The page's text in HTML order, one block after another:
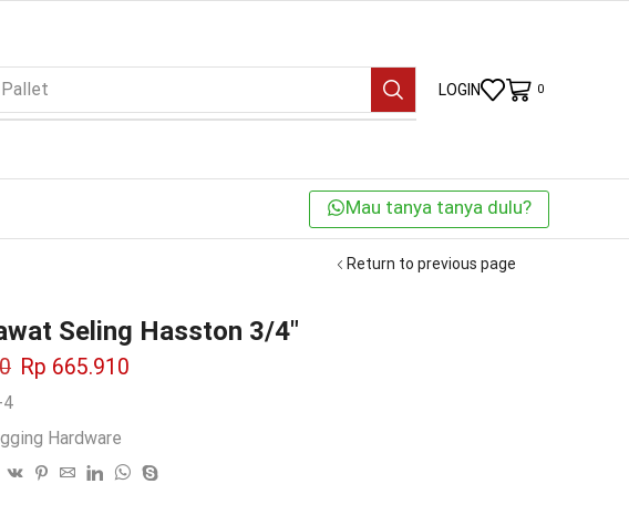
Pallet LOGIN 0
Mau tanya tanya dulu?
Return to previous page
Seling Hasston 3/4″
Rp 665.910
4
Hardware